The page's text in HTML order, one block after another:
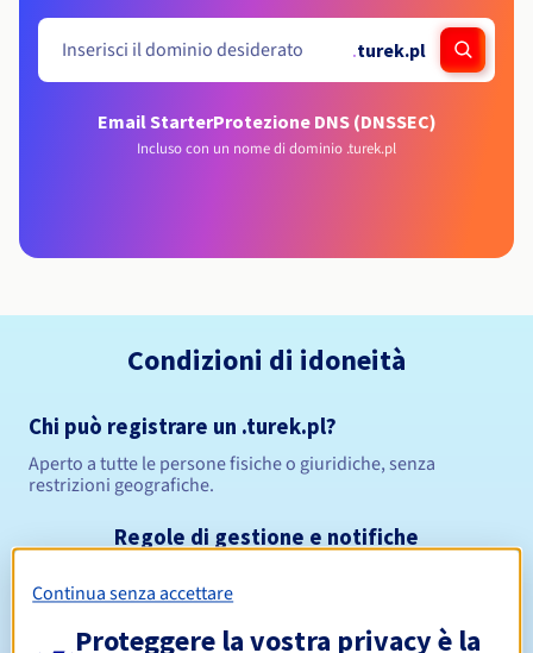
.turek.pl
Email StarterProtezione DNS (DNSSEC)
Incluso con un nome di dominio .turek.pl
Condizioni di idoneità
Chi può registrare un .turek.pl?
Aperto a tutte le persone fisiche o giuridiche, senza
restrizioni geografiche.
Regole di gestione e notifiche
Periodo di registrazione
Continua senza accettare
Proteggere la vostra privacy è la